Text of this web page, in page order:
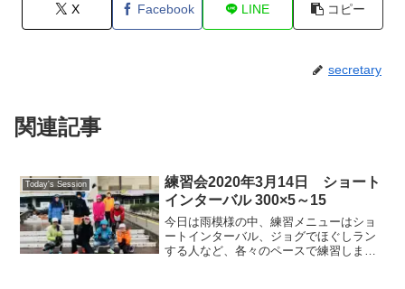
X Facebook LINE コピー
secretary
関連記事
Today's Session
練習会2020年3月14日 ショート
インターバル 300×5～15
今日は雨模様の中、練習メニューはショ
ートインターバル、ジョグでほぐしラン
する人など、各々のペースで練習しまし